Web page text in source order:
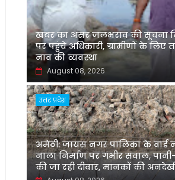
खबर का असर जलभराव की सूचना
पर पहुंचे अधिकारी, ग्रामीणों के लिए
नाव की व्यवस्था
August 08, 2026
उत्तर प्रदेश
अमेठी: जायस नगर पालिका के वार्ड
नाला निर्माण पर गंभीर सवाल,
की जा रही दीवार, मानकों की